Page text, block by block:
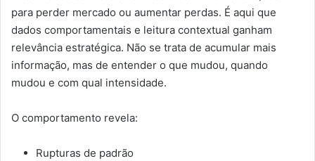
para perder mercado ou aumentar perdas. É aqui que
dados comportamentais e leitura contextual ganham
relevância estratégica. Não se trata de acumular mais
informação, mas de entender o que mudou, quando
mudou e com qual intensidade.
O comportamento revela:
Rupturas de padrão